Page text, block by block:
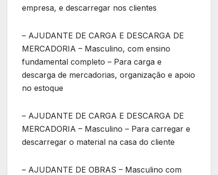
empresa, e descarregar nos clientes
– AJUDANTE DE CARGA E DESCARGA DE
MERCADORIA – Masculino, com ensino
fundamental completo – Para carga e
descarga de mercadorias, organização e apoio
no estoque
– AJUDANTE DE CARGA E DESCARGA DE
MERCADORIA – Masculino – Para carregar e
descarregar o material na casa do cliente
– AJUDANTE DE OBRAS – Masculino com